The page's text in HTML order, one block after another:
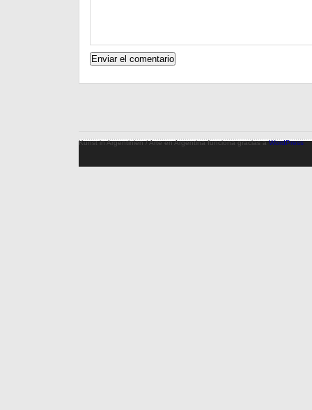
Kunst in Argentinien / Arte en Argentina funciona gracias aWordPress